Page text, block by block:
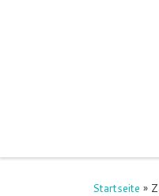
Startseite »